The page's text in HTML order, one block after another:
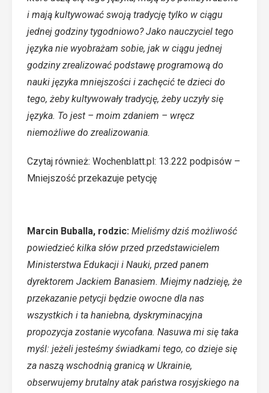
i mają kultywować swoją tradycję tylko w ciągu
jednej godziny tygodniowo? Jako nauczyciel tego
języka nie wyobrażam sobie, jak w ciągu jednej
godziny zrealizować podstawę programową do
nauki języka mniejszości i zachęcić te dzieci do
tego, żeby kultywowały tradycję, żeby uczyły się
języka. To jest – moim zdaniem – wręcz
niemożliwe do zrealizowania.
Czytaj również: Wochenblatt.pl: 13.222 podpisów –
Mniejszość przekazuje petycję
Marcin Buballa, rodzic: Mieliśmy dziś możliwość
powiedzieć kilka słów przed przedstawicielem
Ministerstwa Edukacji i Nauki, przed panem
dyrektorem Jackiem Banasiem. Miejmy nadzieję, że
przekazanie petycji będzie owocne dla nas
wszystkich i ta haniebna, dyskryminacyjna
propozycja zostanie wycofana. Nasuwa mi się taka
myśl: jeżeli jesteśmy świadkami tego, co dzieje się
za naszą wschodnią granicą w Ukrainie,
obserwujemy brutalny atak państwa rosyjskiego na